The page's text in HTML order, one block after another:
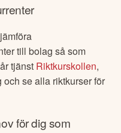
till bolag så som
tjänst Riktkurskollen,
se alla riktkurser för
för dig som